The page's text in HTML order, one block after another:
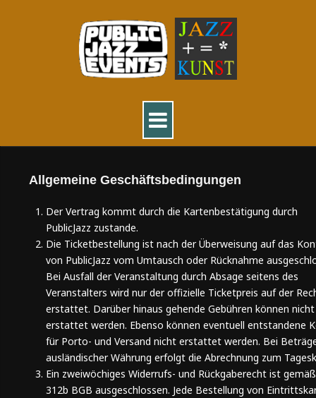
Allgemeine Geschäftsbedingungen
Der Vertrag kommt durch die Kartenbestätigung durch
PublicJazz zustande.
Die Ticketbestellung ist nach der Überweisung auf das
von PublicJazz vom Umtausch oder Rücknahme
Bei Ausfall der Veranstaltung durch Absage seitens des
Veranstalters wird nur der offizielle Ticketpreis auf der
erstattet. Darüber hinaus gehende Gebühren können nicht
erstattet werden. Ebenso können eventuell entstandene
für Porto- und Versand nicht erstattet werden. Bei
ausländischer Währung erfolgt die Abrechnung zum
Ein zweiwöchiges Widerrufs- und Rückgaberecht ist
312b BGB ausgeschlossen. Jede Bestellung von